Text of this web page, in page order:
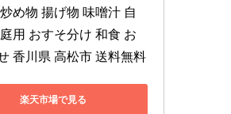
め物 揚げ物 味噌汁 自
用 おすそ分け 和食 お
香川県 高松市 送料無料
楽天市場で見る